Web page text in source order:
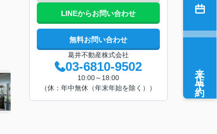
LINEからお問い合わせ
無料お問い合わせ
葛井不動産株式会社
03-6810-9502
10:00～18:00
（休：年中無休（年末年始を除く））
来店予約